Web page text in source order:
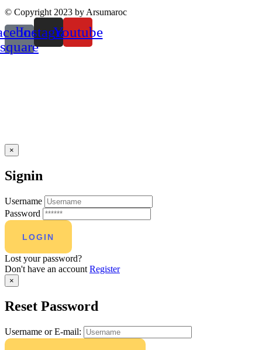
© Copyright 2023 by Arsumaroc
square
InstagramYoutube
×
Signin
Username
Password
Lost your password?
Don't have an account Register
×
Reset Password
Username or E-mail: